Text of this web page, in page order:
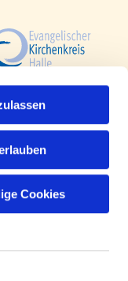
Cookies